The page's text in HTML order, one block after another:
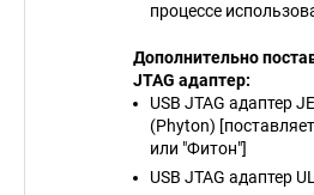
процессе
Дополнительно
JTAG адаптер:
USB JTAG адаптер
(Phyton)
или "Фитон"]
USB JTAG адаптер